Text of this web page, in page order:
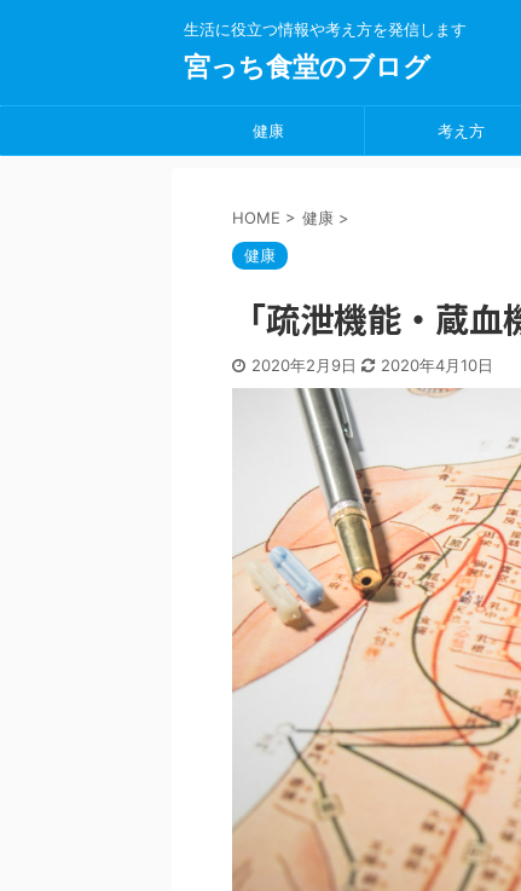
生活に役立つ情報や考え方を発信します
宮っち食堂のブログ
健康 考え方
HOME > 健康 >
健康
「疏泄機能・蔵
2020年2月9日 2020年4月10日